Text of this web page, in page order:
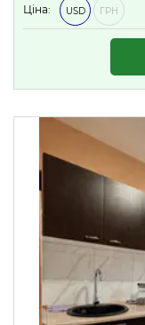
Ціна: USD ГРН